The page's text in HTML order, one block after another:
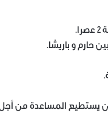
حارم و باريشا.
يستطيع المساعدة من أجل